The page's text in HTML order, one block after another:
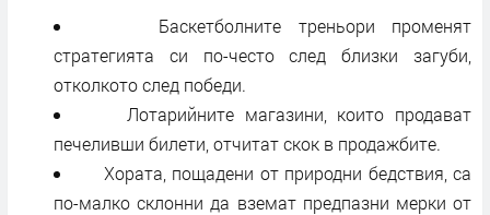
Баскетболните треньори променят
стратегията си по-често след близки загуби,
отколкото след победи.
Лотарийните магазини, които продават
печеливши билети, отчитат скок в продажбите.
Хората, пощадени от природни бедствия, са
по-малко склонни да вземат предпазни мерки от